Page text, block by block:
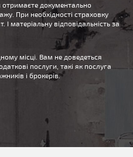
отримаєте документально
При необхідності страховку
матеріальну відповідальність за
місці. Вам не доведеться
послуги, такі як послуга
і брокерів.